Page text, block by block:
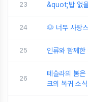
23 &quot;밥 없
24 🐶 너무 사랑
25 인류와 함께
26
테슬라의 봄
크의 복귀 소식